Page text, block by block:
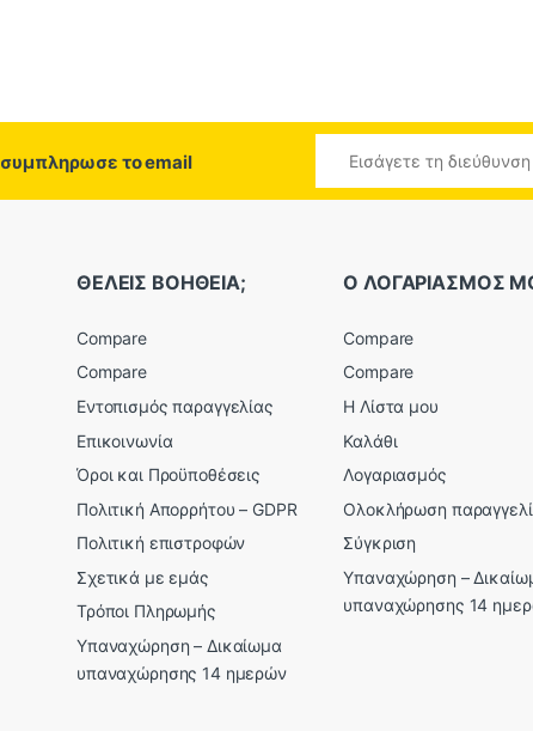
συμπληρωσε το email
ΘΕΛΕΙΣ ΒΟΗΘΕΙΑ;
Compare
Compare
Εντοπισμός παραγγελίας
Επικοινωνία
Όροι και Προϋποθέσεις
Πολιτική Απορρήτου – GDPR
Πολιτική επιστροφών
Σχετικά με εμάς
Τρόποι Πληρωμής
Υπαναχώρηση – Δικαίωμα
υπαναχώρησης 14 ημερών
Ο ΛΟΓΑΡΙΑΣΜΟΣ
Compare
Compare
Η Λίστα μου
Καλάθι
Λογαριασμός
Ολοκλήρωση
Σύγκριση
Υπαναχώρηση –
υπαναχώρησης 14